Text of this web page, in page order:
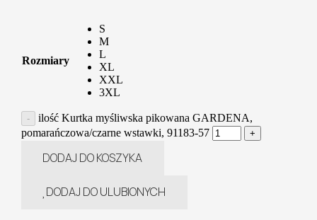
Rozmiary
S
M
L
XL
XXL
3XL
ilość Kurtka myśliwska pikowana GARDENA,
pomarańczowa/czarne wstawki, 91183-57
DODAJ DO KOSZYKA
DODAJ DO ULUBIONYCH